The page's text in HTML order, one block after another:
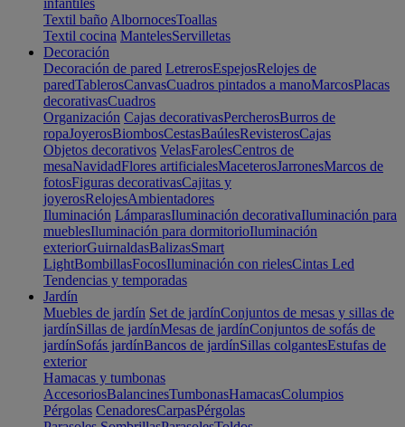
infantiles
Textil baño AlbornocesToallas
Textil cocina MantelesServilletas
Decoración
Decoración de pared LetrerosEspejosRelojes de
paredTablerosCanvasCuadros pintados a manoMarcosPlacas
decorativasCuadros
Organización Cajas decorativasPercherosBurros de
ropaJoyerosBiombosCestasBaúlesRevisterosCajas
Objetos decorativos VelasFarolesCentros de
mesaNavidadFlores artificialesMaceterosJarronesMarcos de
fotosFiguras decorativasCajitas y
joyerosRelojesAmbientadores
Iluminación LámparasIluminación decorativaIluminación para
mueblesIluminación para dormitorioIluminación
exteriorGuirnaldasBalizasSmart
LightBombillasFocosIluminación con rielesCintas Led
Tendencias y temporadas
Jardín
Muebles de jardín Set de jardínConjuntos de mesas y sillas de
jardínSillas de jardínMesas de jardínConjuntos de sofás de
jardínSofás jardínBancos de jardínSillas colgantesEstufas de
exterior
Hamacas y tumbonas
AccesoriosBalancinesTumbonasHamacasColumpios
Pérgolas CenadoresCarpasPérgolas